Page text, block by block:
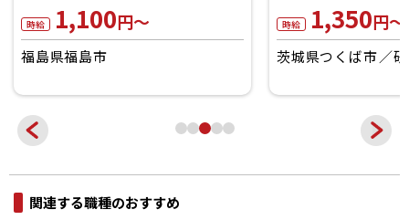
時給 1,100円～
福島県福島市
時給 1,350円～
茨城県つくば市
関連する職種のおすすめ